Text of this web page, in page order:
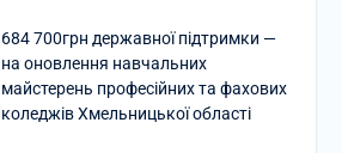
684 700грн державної підтримки —
на оновлення навчальних
майстерень професійних та фахових
коледжів Хмельницької області